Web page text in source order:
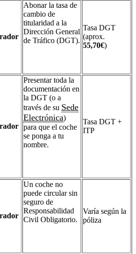
Abonar la tasa de
cambio de
titularidad a la
Dirección General
de Tráfico (DGT).
Tasa DGT
(aprox.
55,70€)
Presentar toda la
documentación en
la DGT (o a
través de su Sede
Electrónica)
para que el coche
se ponga a tu
nombre.
Tasa DGT +
ITP
Un coche no
puede circular sin
seguro de
Responsabilidad
Civil Obligatorio.
Varía según la
póliza